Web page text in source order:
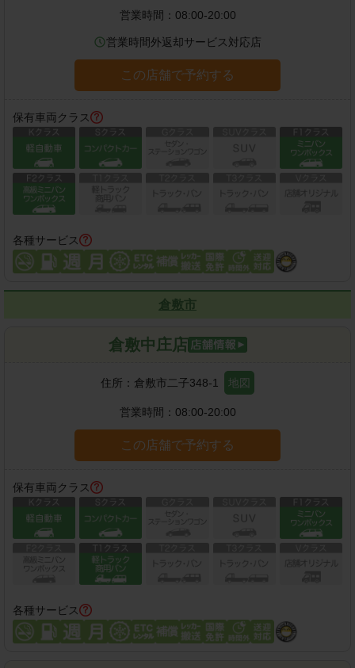
営業時間： 08:00-20:00
営業時間外返却サービス対応店
この店舗で予約する
保有車両クラス
各種サービス
倉敷市
倉敷中庄店
住所： 倉敷市二子348-1 地図
営業時間： 08:00-20:00
この店舗で予約する
保有車両クラス
各種サービス